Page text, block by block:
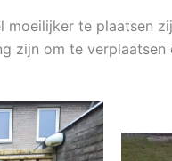
te plaatsen
zijn om te verplaatsen